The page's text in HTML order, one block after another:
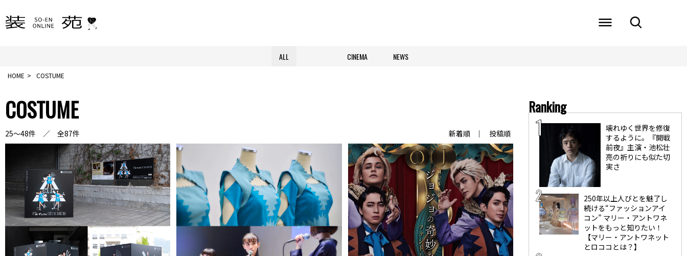
ALL CINEMA NEWS
HOME COSTUME
COSTUME
25～48件 ／ 全87件 新着順 投稿順
Ranking
壊れゆく世界を修復
するように。『開戦
前夜』主演・池松壮
亮の祈りにも似た切
実さ
250年以上人びとを魅了し
続ける“ファッションアイ
コン” マリー・アントワネ
ットをもっと知りたい！
【マリー・アントワネット
とロココとは？】